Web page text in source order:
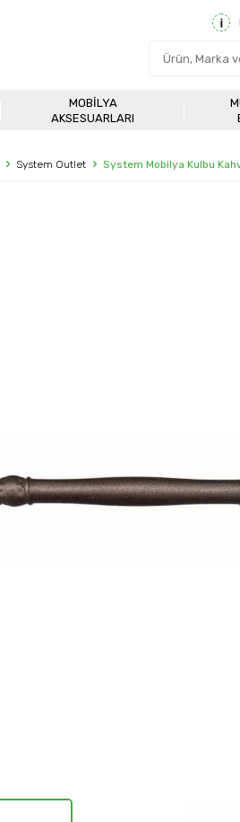
MOBILYA
AKSESUARLARI
System Outlet System Mobilya Kulbu